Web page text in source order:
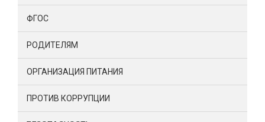
ФГОС
РОДИТЕЛЯМ
ОРГАНИЗАЦИЯ ПИТАНИЯ
ПРОТИВ КОРРУПЦИИ